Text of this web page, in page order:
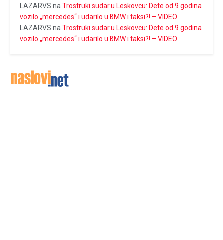
LAZARVS naTrostruki sudar u Leskovcu: Dete od 9 godina
vozilo „mercedes“ i udarilo u BMW i taksi?! – VIDEO
LAZARVS naTrostruki sudar u Leskovcu: Dete od 9 godina
vozilo „mercedes“ i udarilo u BMW i taksi?! – VIDEO